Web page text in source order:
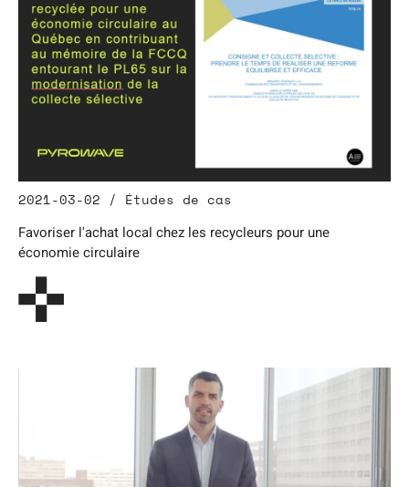
2021-03-02 / Études de cas
Favoriser l'achat local chez les recycleurs pour une
économie circulaire